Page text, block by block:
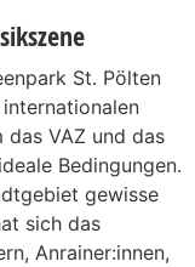
St. Pölten
das VAZ und das
Bedingungen.
gewisse
sich das
Anrainer:innen,